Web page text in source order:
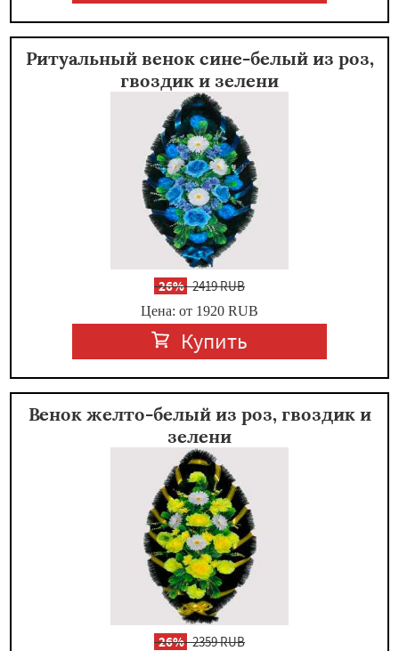
Ритуальный венок сине-белый из роз,
гвоздик и зелени
-26%2419 RUB
Цена: от 1920 RUB
Купить
Венок желто-белый из роз, гвоздик и
зелени
-26%2359 RUB